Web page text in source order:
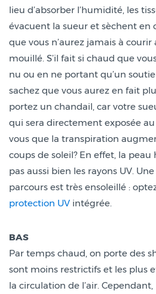
lieu d’absorber l’humidité, les
évacuent la sueur et sèchent en
que vous n’aurez jamais à
mouillé. S’il fait si chaud que
nu ou en ne portant qu’un
sachez que vous aurez en fait
portez un chandail, car votre
qui sera directement exposée au
vous que la transpiration
coups de soleil? En effet, la
pas aussi bien les rayons UV.
parcours est très ensoleillé :
protection UV intégrée.
BAS
Par temps chaud, on porte des
sont moins restrictifs et les plus
la circulation de l’air.